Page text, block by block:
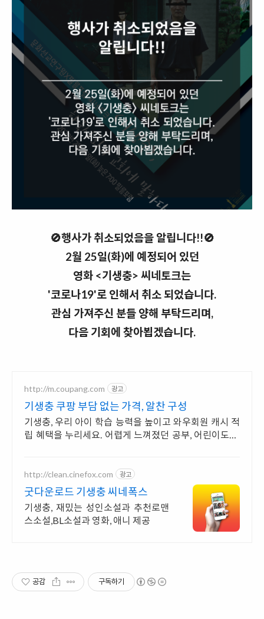
🚫행사가 취소되었음을 알립니다!!🚫
2월 25일(화)에 예정되어 있던
영화 <기생충> 씨네토크는
'코로나19'로 인해서 취소 되었습니다.
관심 가져주신 분들 양해 부탁드리며,
다음 기회에 찾아뵙겠습니다.
http://m.coupang.com 광고
기생충 쿠팡 부담 없는 가격, 알찬 구성
기생충, 우리 아이 학습 능력을 높이고 와우회원 캐시 적
립 혜택을 누리세요. 어렵게 느껴졌던 공부, 어린이도서,
http://clean.cinefox.com 광고
굿다운로드 기생충 씨네폭스
기생충, 재밌는 성인소설과 추천로맨
스소설,BL소설과 영화, 애니 제공
공감 구독하기